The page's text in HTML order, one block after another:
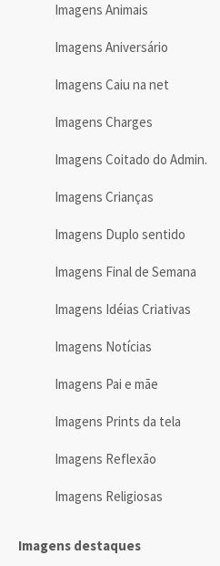
Imagens Animais
Imagens Aniversário
Imagens Caiu na net
Imagens Charges
Imagens Coitado do Admin.
Imagens Crianças
Imagens Duplo sentido
Imagens Final de Semana
Imagens Idéias Criativas
Imagens Notícias
Imagens Pai e mãe
Imagens Prints da tela
Imagens Reflexão
Imagens Religiosas
Imagens destaques